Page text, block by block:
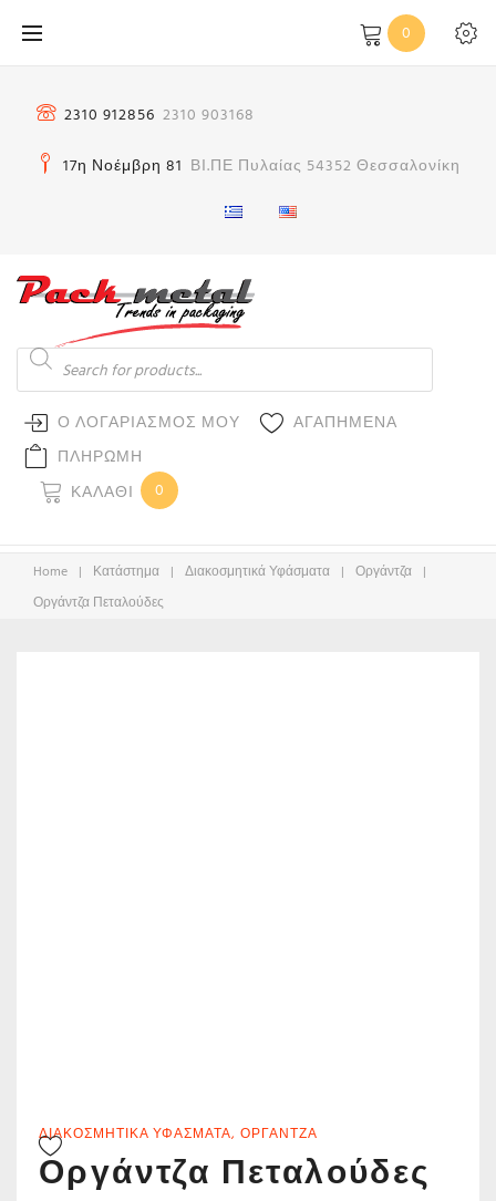
στο
0
2310 912856 2310 903168
17η Νοέμβρη 81 ΒΙ.ΠΕ Πυλαίας 54352 Θεσσαλονίκη
Products
search
Ο ΛΟΓΑΡΙΑΣΜΟΣ ΜΟΥ
ΑΓΑΠΗΜΕΝΑ
ΠΛΗΡΩΜΗ
ΚΑΛΆΘΙ
0
Home | Κατάστημα | Διακοσμητικά Υφάσματα | Οργάντζα |
Οργάντζα Πεταλούδες
ΔΙΑΚΟΣΜΗΤΙΚΆ ΥΦΆΣΜΑΤΑ,ΟΡΓΆΝΤΖΑ
Οργάντζα Πεταλούδες